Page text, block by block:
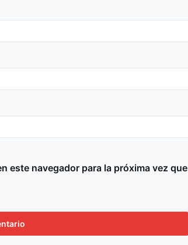
este navegador para la próxima vez que